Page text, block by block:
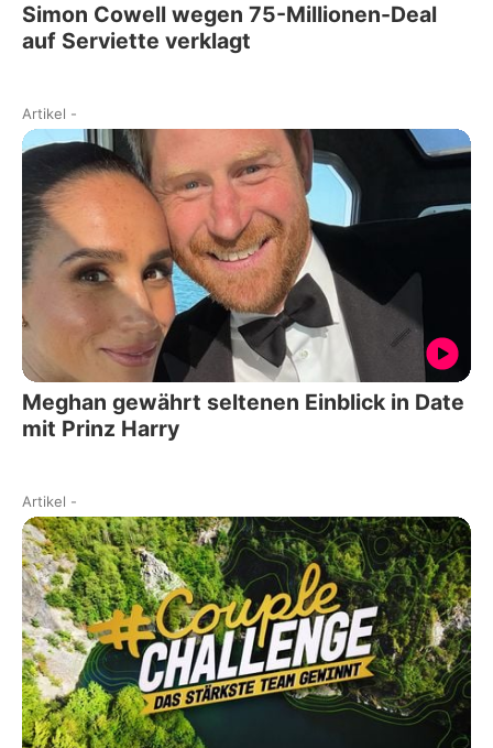
Simon Cowell wegen 75-Millionen-Deal
auf Serviette verklagt
Artikel -
Meghan gewährt seltenen Einblick in Date
mit Prinz Harry
Artikel -